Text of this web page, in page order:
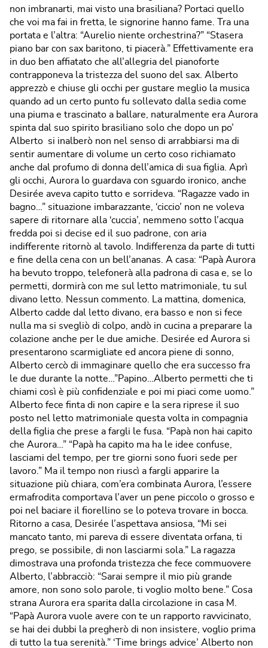
non imbranarti, mai visto una brasiliana? Portaci quello
che voi ma fai in fretta, le signorine hanno fame. Tra una
portata e l’altra: “Aurelio niente orchestrina?” “Stasera
piano bar con sax baritono, ti piacerà.” Effettivamente era
in duo ben affiatato che all’allegria del pianoforte
contrapponeva la tristezza del suono del sax. Alberto
apprezzò e chiuse gli occhi per gustare meglio la musica
quando ad un certo punto fu sollevato dalla sedia come
una piuma e trascinato a ballare, naturalmente era Aurora
spinta dal suo spirito brasiliano solo che dopo un po’
Alberto si inalberò non nel senso di arrabbiarsi ma di
sentir aumentare di volume un certo coso richiamato
anche dal profumo di donna dell’amica di sua figlia. Aprì
gli occhi, Aurora lo guardava con sguardo ironico, anche
Desirée aveva capito tutto e sorrideva. “Ragazze vado in
bagno…” situazione imbarazzante, ‘ciccio’ non ne voleva
sapere di ritornare alla ‘cuccia’, nemmeno sotto l’acqua
fredda poi si decise ed il suo padrone, con aria
indifferente ritornò al tavolo. Indifferenza da parte di tutti
e fine della cena con un bell’ananas. A casa: “Papà Aurora
ha bevuto troppo, telefonerà alla padrona di casa e, se lo
permetti, dormirà con me sul letto matrimoniale, tu sul
divano letto. Nessun commento. La mattina, domenica,
Alberto cadde dal letto divano, era basso e non si fece
nulla ma si svegliò di colpo, andò in cucina a preparare la
colazione anche per le due amiche. Desirée ed Aurora si
presentarono scarmigliate ed ancora piene di sonno,
Alberto cercò di immaginare quello che era successo fra
le due durante la notte…”Papino…Alberto permetti che ti
chiami così è più confidenziale e poi mi piaci come uomo.”
Alberto fece finta di non capire e la sera riprese il suo
posto nel letto matrimoniale questa volta in compagnia
della figlia che prese a fargli le fusa. “Papà non hai capito
che Aurora…” “Papà ha capito ma ha le idee confuse,
lasciami del tempo, per tre giorni sono fuori sede per
lavoro.” Ma il tempo non riuscì a fargli apparire la
situazione più chiara, com’era combinata Aurora, l’essere
ermafrodita comportava l’aver un pene piccolo o grosso e
poi nel baciare il fiorellino se lo poteva trovare in bocca.
Ritorno a casa, Desirée l’aspettava ansiosa, “Mi sei
mancato tanto, mi pareva di essere diventata orfana, ti
prego, se possibile, di non lasciarmi sola.” La ragazza
dimostrava una profonda tristezza che fece commuovere
Alberto, l’abbracciò: “Sarai sempre il mio più grande
amore, non sono solo parole, ti voglio molto bene.” Cosa
strana Aurora era sparita dalla circolazione in casa M.
“Papà Aurora vuole avere con te un rapporto ravvicinato,
se hai dei dubbi la pregherò di non insistere, voglio prima
di tutto la tua serenità.” ‘Time brings advice’ Alberto non